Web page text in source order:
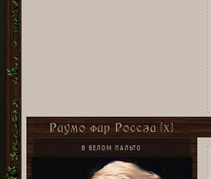
Раумо фар Россэа [X]
В БЕЛОМ ПАЛЬТО